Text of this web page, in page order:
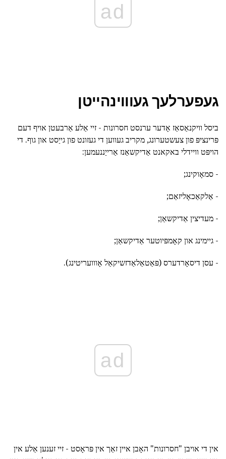
ad
געפערלעך געוווינהייטן
ביסל וויקנאַסאַז אָדער ערנסט חסרונות - זיי אַלע אַרבעטן אויף דעם
פּרינציפּ פון צעשטערונג, מקריב געווען די געזונט פון גייַסט און גוף. די
הויפּט וויידלי באקאנט אַדיקשאַנז אַרייַננעמען:
- סמאָוקינג;
- אַלקאַכאָליזאַם;
- מעדיצין אַדיקשאַן;
- גיימינג און קאָמפּיוטער אַדיקשאַן;
- עסן דיסאָרדערס (פּאַטאַלאַדזשיקאַל אָווועריטינג).
ad
אין די אויבן "חסרונות" האָבן איין זאַך אין פּראָסט - זיי זענען אַלע אין